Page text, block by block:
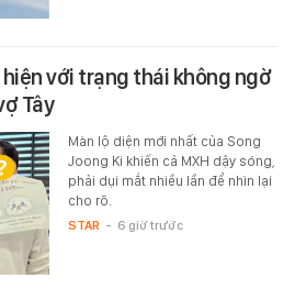
với trạng thái không ngờ
Tây
Màn lộ diện mới nhất của Song
Joong Ki khiến cả MXH dậy sóng,
phải dụi mắt nhiều lần để nhìn lại
cho rõ.
STAR - 6 giờ trước